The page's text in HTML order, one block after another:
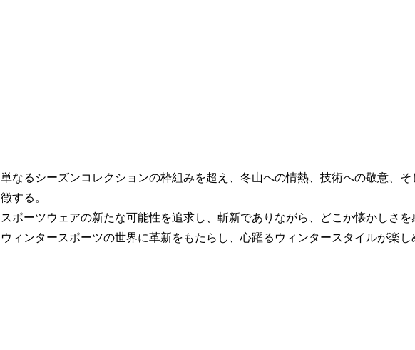
単なるシーズンコレクションの枠組みを超え、冬山への情熱、技術への敬意、
徴する。
スポーツウェアの新たな可能性を追求し、斬新でありながら、どこか懐かしさを
ウィンタースポーツの世界に革新をもたらし、心躍るウィンタースタイルが楽し